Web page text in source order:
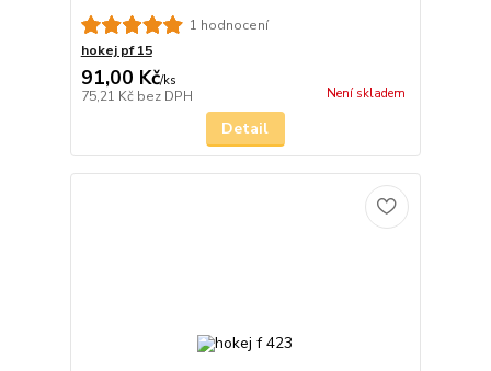
1 hodnocení
hokej pf 15
91,00 Kč/ks
75,21 Kč bez DPH Není skladem
Detail